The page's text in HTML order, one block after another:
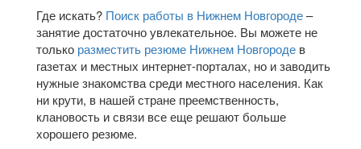
Где искать? Поиск работы в Нижнем Новгороде–
занятие достаточно увлекательное. Вы можете не
только разместить резюме Нижнем Новгороде в
газетах и местных интернет-порталах, но и заводить
нужные знакомства среди местного населения. Как
ни крути, в нашей стране преемственность,
клановость и связи все еще решают больше
хорошего резюме.